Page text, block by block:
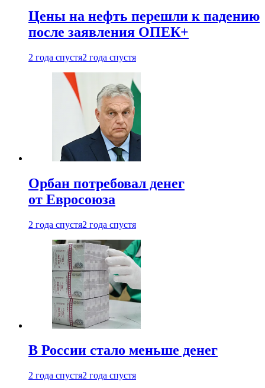
Цены на нефть перешли к падению
после заявления ОПЕК+
2 года спустя2 года спустя
Орбан потребовал денег
от Евросоюза
2 года спустя2 года спустя
В России стало меньше денег
2 года спустя2 года спустя